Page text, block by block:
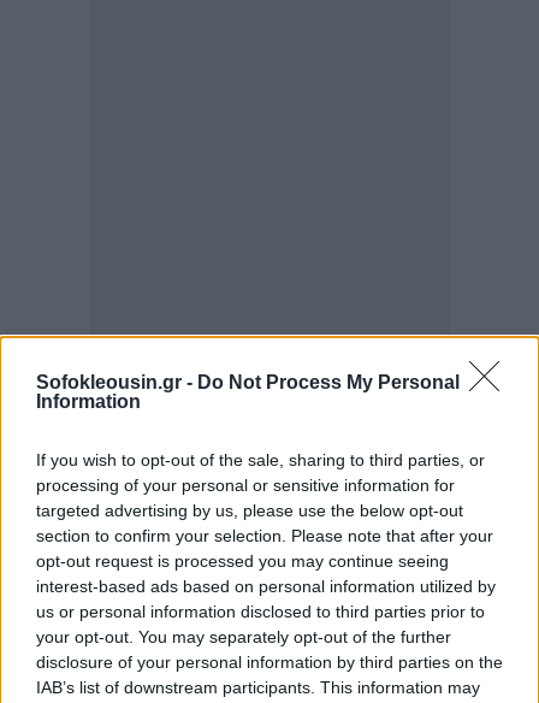
Sofokleousin.gr - Do Not Process My Personal
Information
If you wish to opt-out of the sale, sharing to third parties, or
processing of your personal or sensitive information for
targeted advertising by us, please use the below opt-out
section to confirm your selection. Please note that after your
opt-out request is processed you may continue seeing
interest-based ads based on personal information utilized by
us or personal information disclosed to third parties prior to
your opt-out. You may separately opt-out of the further
disclosure of your personal information by third parties on the
IAB’s list of downstream participants. This information may
είχε ζητήσει με επιστολή του τον Σεπτέμβριο του
2025 προς όλα τα συναρμόδια υπουργεία τη λήψη
μέριμνας για τις περιοχές Δίκαιης Μετάβασης, σε
κάθε νομοθετική πρωτοβουλία, όπου αυτό είναι
εφικτό.
Με την τροπολογία, που κατατέθηκε, η ειδική αυτή
μέριμνα λαμβάνει και επίσημο χαρακτήρα, όπως